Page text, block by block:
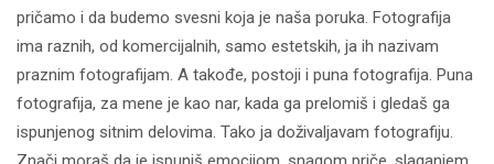
pričamo i da budemo svesni koja je naša poruka. Fotografija
ima raznih, od komercijalnih, samo estetskih, ja ih nazivam
praznim fotografijam. A takođe, postoji i puna fotografija. Puna
fotografija, za mene je kao nar, kada ga prelomiš i gledaš ga
ispunjenog sitnim delovima. Tako ja doživaljavam fotografiju.